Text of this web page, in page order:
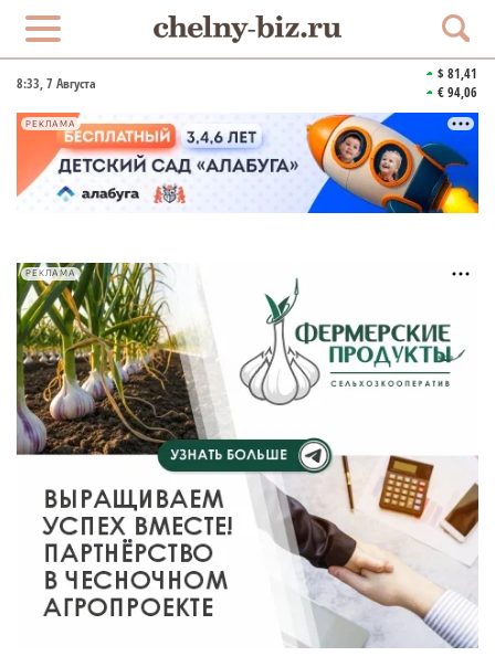
8:33, 7 Августа
$ 81,41
€ 94,06
РЕКЛАМА
РЕКЛАМА